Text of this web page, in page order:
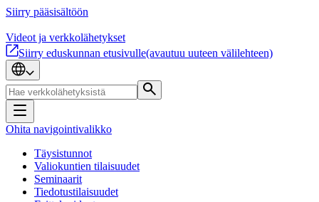
Siirry pääsisältöön
Videot ja verkkolähetykset
Siirry eduskunnan etusivulle(avautuu uuteen välilehteen)
Ohita navigointivalikko
Täysistunnot
Valiokuntien tilaisuudet
Seminaarit
Tiedotustilaisuudet